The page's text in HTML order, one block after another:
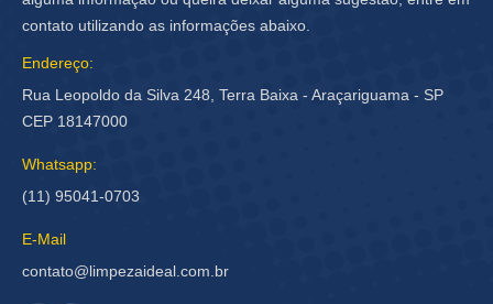
contato utilizando as informações abaixo.
Endereço:
Rua Leopoldo da Silva 248, Terra Baixa - Araçariguama - SP
CEP 18147000
Whatsapp:
(11) 95041-0703
E-Mail
contato@limpezaideal.com.br